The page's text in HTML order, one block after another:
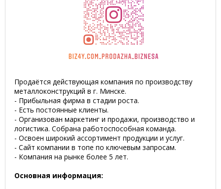
Продаётся действующая компания по производству
металлоконструкций в г. Минске.
- Прибыльная фирма в стадии роста.
- Есть постоянные клиенты.
- Организован маркетинг и продажи, производство и
логистика. Собрана работоспособная команда.
- Освоен широкий ассортимент продукции и услуг.
- Сайт компании в топе по ключевым запросам.
- Компания на рынке более 5 лет.
Основная информация: